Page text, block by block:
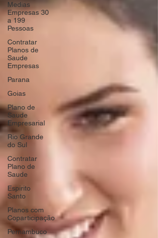
Medias
Empresas 30
a 199
Pessoas
Contratar
Planos de
Saude
Empresas
Parana
Goias
Plano de
Saude
Empresarial
Rio Grande
do Sul
Contratar
Plano de
Saude
Espirito
Santo
Planos com
Coparticipação
Pernambuco